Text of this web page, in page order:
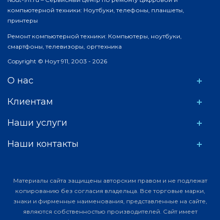
компьютерной техники: Ноутбуки, телефоны, планшеты,
принтеры
Ремонт компьютерной техники: Компьютеры, ноутбуки,
смартфоны, телевизоры, оргтехника
Copyright © Ноут 911, 2003 - 2026
О нас
Клиентам
Наши услуги
Наши контакты
Материалы сайта защищены авторским правом и не подлежат
копированию без согласия владельца. Все торговые марки,
знаки и фирменные наименования, представленные на сайте,
являются собственностью производителей. Сайт имеет